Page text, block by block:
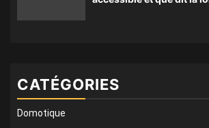
CATÉGORIES
Domotique